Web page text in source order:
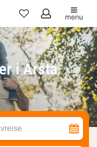
Mine
favoritter
menu
i Årsta